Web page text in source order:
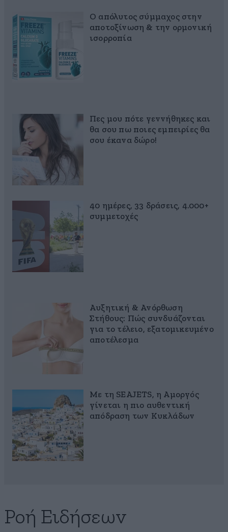
Ο απόλυτος σύμμαχος στην
αποτοξίνωση & την ορμονική
ισορροπία
Πες μου πότε γεννήθηκες και
θα σου πω ποιες εμπειρίες θα
σου έκανα δώρο!
40 ημέρες, 33 δράσεις, 4.000+
συμμετοχές
Αυξητική & Ανόρθωση
Στήθους: Πώς συνδυάζονται
για το τέλειο, εξατομικευμένο
αποτέλεσμα
Με τη SEAJETS, η Αμοργός
γίνεται η πιο αυθεντική
απόδραση των Κυκλάδων
Ροή Ειδήσεων